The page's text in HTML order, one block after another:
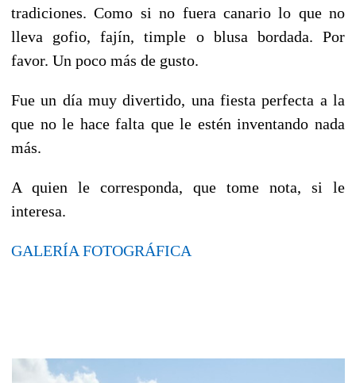
tradiciones. Como si no fuera canario lo que no
lleva gofio, fajín, timple o blusa bordada. Por
favor. Un poco más de gusto.
Fue un día muy divertido, una fiesta perfecta a la
que no le hace falta que le estén inventando nada
más.
A quien le corresponda, que tome nota, si le
interesa.
GALERÍA FOTOGRÁFICA